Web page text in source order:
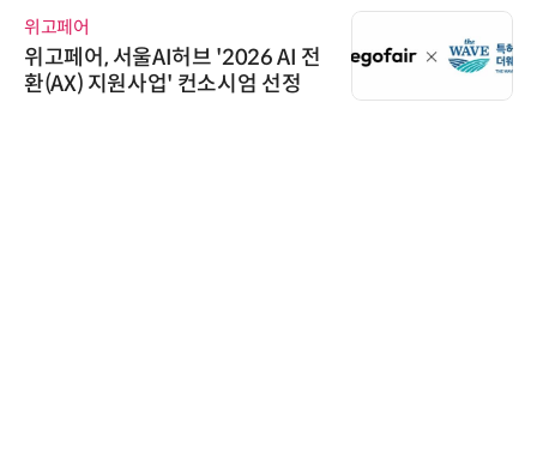
위고페어
위고페어, 서울AI허브 '2026 AI 전
환(AX) 지원사업' 컨소시엄 선정